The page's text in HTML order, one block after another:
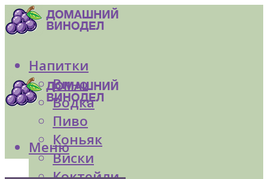
Напитки
Вино
Водка
Пиво
Коньяк
Виски
Меню